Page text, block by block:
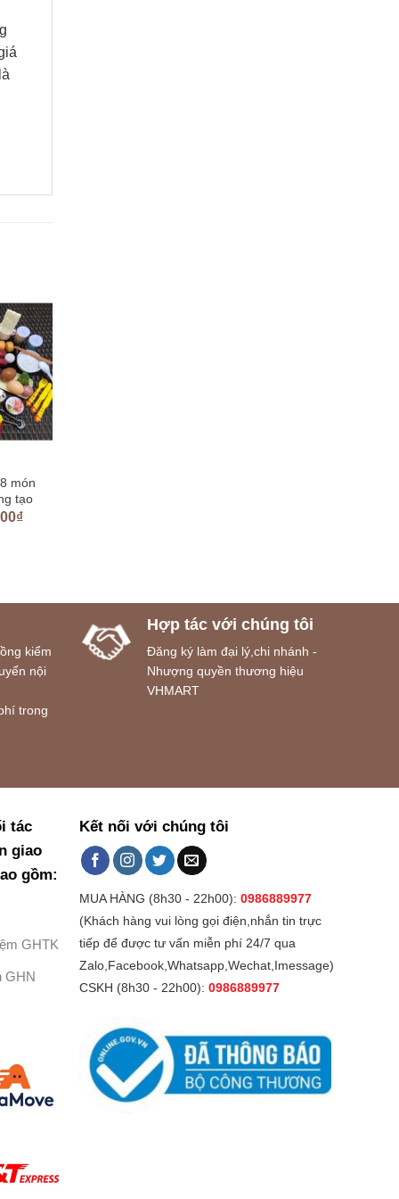
món
tạo
₫
kiểm
nội
trong
Hợp tác với chúng tôi
Đăng ký làm đại lý,chi nhánh -
Nhượng quyền thương hiệu
VHMART
tác
giao
gồm:
GHTK
GHN
Kết nối với chúng tôi
MUA HÀNG (8h30 - 22h00): 0986889977
(Khách hàng vui lòng gọi điện,nhắn tin trực
tiếp để được tư vấn miễn phí 24/7 qua
Zalo,Facebook,Whatsapp,Wechat,Imessage)
CSKH (8h30 - 22h00): 0986889977